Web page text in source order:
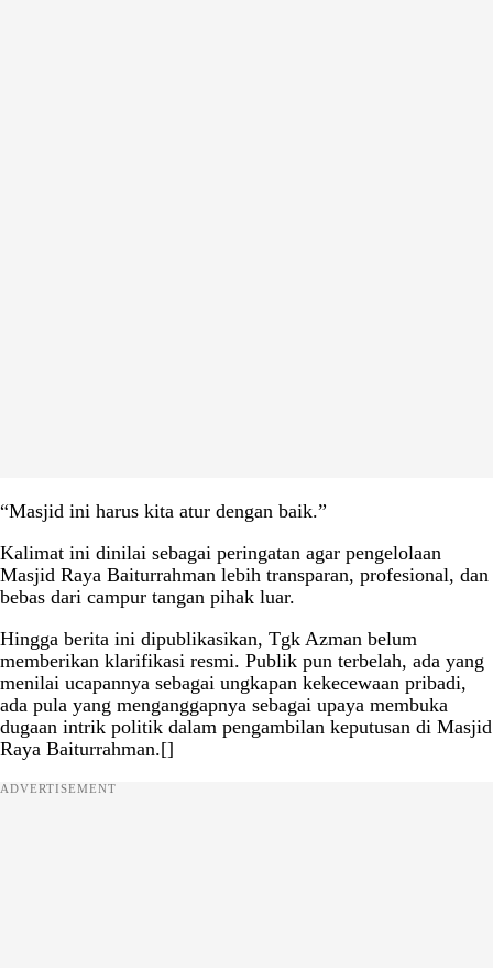
“Masjid ini harus kita atur dengan baik.”
Kalimat ini dinilai sebagai peringatan agar pengelolaan
Masjid Raya Baiturrahman lebih transparan, profesional, dan
bebas dari campur tangan pihak luar.
Hingga berita ini dipublikasikan, Tgk Azman belum
memberikan klarifikasi resmi. Publik pun terbelah, ada yang
menilai ucapannya sebagai ungkapan kekecewaan pribadi,
ada pula yang menganggapnya sebagai upaya membuka
dugaan intrik politik dalam pengambilan keputusan di Masjid
Raya Baiturrahman.[]
ADVERTISEMENT